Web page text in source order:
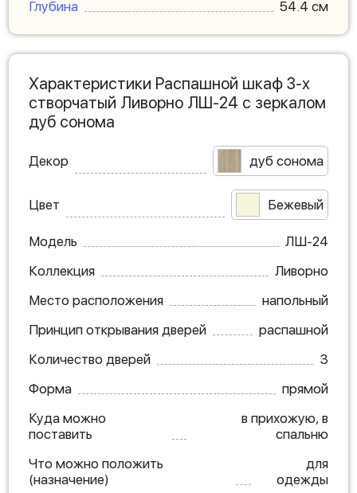
Глубина
54.4 см
Характеристики Распашной шкаф 3-х
створчатый Ливорно ЛШ-24 с зеркалом
дуб сонома
Декор дуб сонома
Цвет Бежевый
Модель
ЛШ-24
Коллекция
Ливорно
Место расположения
напольный
Принцип открывания дверей
распашной
Количество дверей
3
Форма
прямой
Куда можно
поставить
в прихожую, в
спальню
Что можно положить
(назначение)
для
одежды